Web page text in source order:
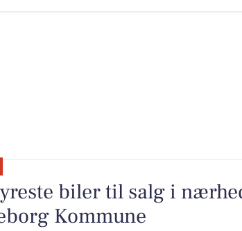
biler til salg i
Kommune